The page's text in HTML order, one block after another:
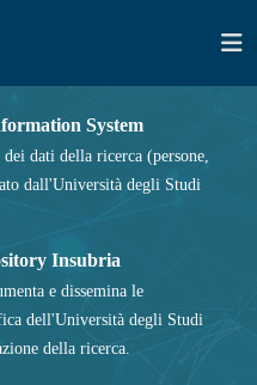
System
dati della ricerca (persone,
dall'Università degli Studi
Insubria
e dissemina le
dell'Università degli Studi
della ricerca.